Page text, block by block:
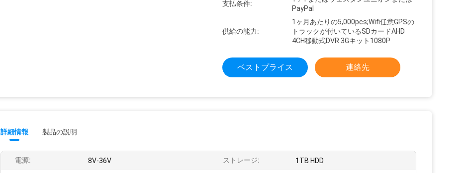
支払条件:
PayPal
供給の能力:
1ヶ月あたりの5,000pcs;Wifi任意GPSの
トラックが付いているSDカードAHD
4CH移動式DVR 3Gキット1080P
ベストプライス 連絡先
詳細情報 製品の説明
電源: 8V-36V ストレージ: 1TB HDD